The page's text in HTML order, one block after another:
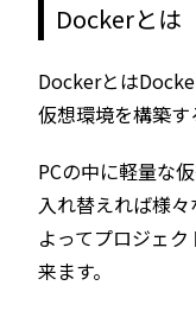
Dockerとは
Dockerとは
仮想環境を構築す
PCの中に軽量な
入れ替えれば様々
よってプロジェ
来ます。